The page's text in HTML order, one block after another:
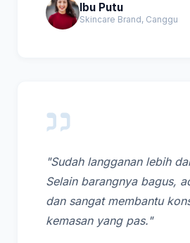
Ibu Putu
Skincare Brand, Canggu
"Sudah langganan lebih
Selain barangnya bagus,
dan sangat membantu
kemasan yang pas."